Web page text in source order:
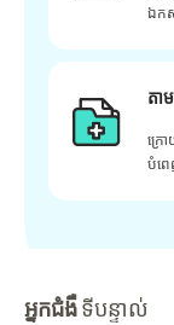
ឯកស
តា
ក្រោ
បំពេ
អ្នកជំងឺទីបន្ទាល់